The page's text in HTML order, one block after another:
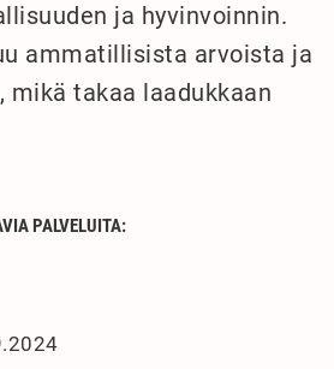
ja hyvinvoinnin.
ammatillisista arvoista ja
mikä takaa laadukkaan
PALVELUITA: